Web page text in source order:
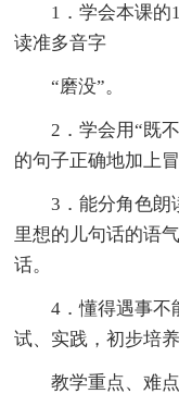
1．学会本课的
读准多音字
“磨没”。
2．学会用“既
的句子正确地加上
3．能分角色朗
里想的儿句话的语
话。
4．懂得遇事不
试、实践，初步培
教学重点、难点